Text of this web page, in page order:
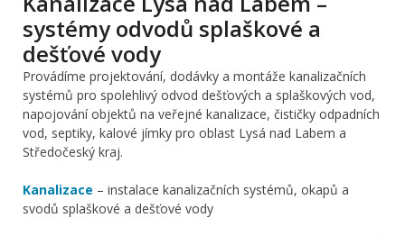
systémy odvodů splaškové a
dešťové vody
Provádíme projektování, dodávky a montáže kanalizačních
systémů pro spolehlivý odvod dešťových a splaškových vod,
napojování objektů na veřejné kanalizace, čističky odpadních
vod, septiky, kalové jímky pro oblast Lysá nad Labem a
Středočeský kraj.
Kanalizace – instalace kanalizačních systémů, okapů a
svodů splaškové a dešťové vody